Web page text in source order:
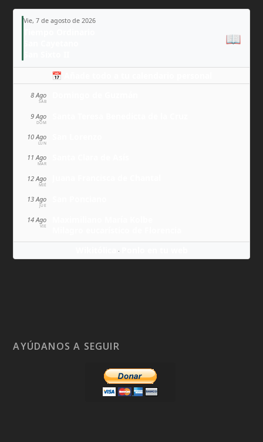
Vie, 7 de agosto de 2026
📖
📅 Añade todo a tu calendario personal
8 Ago
SÁB
9 Ago
DOM
10 Ago
LUN
11 Ago
MAR
12 Ago
MIÉ
13 Ago
JUE
14 Ago
VIE
·
AYÚDANOS A SEGUIR